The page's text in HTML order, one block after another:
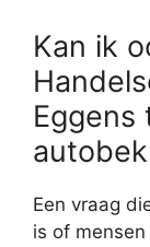
Kan ik
Een vraag
is of